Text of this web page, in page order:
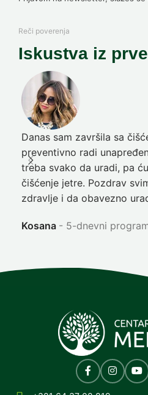
Reči poverenja
Iskustva iz
Danas sam završila sa
preventivno radi
treba svako da uradi, pa
čišćenje jetre. Pozdrav
zdravlje i da obavezno
Kosana 5-dnevni